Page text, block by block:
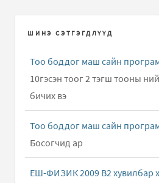
ШИНЭ СЭТГЭГДЛҮҮД
Тоо боддог маш сайн
10гэсэн тоог 2 тэгш тооны
бичих вэ
Тоо боддог маш сайн
Босогчид ар
ЕШ-ФИЗИК 2009 В2 хувилбар